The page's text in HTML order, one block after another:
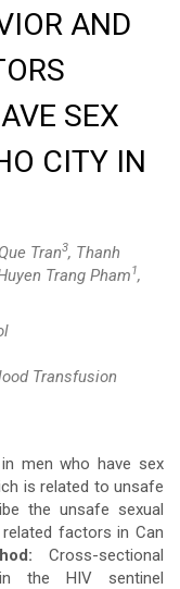
AND
SEX
CITY IN
Tran3, Thanh
Trang Pham1,
Transfusion
men who have sex
is related to unsafe
the unsafe sexual
factors in Can
Cross-sectional
the HIV sentinel